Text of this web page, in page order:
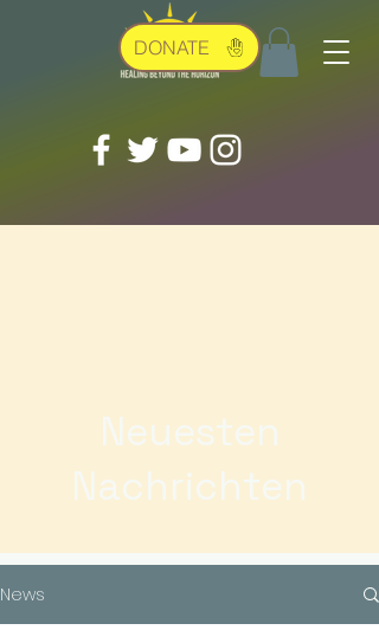
DONATE
Neuesten
Nachrichten
News